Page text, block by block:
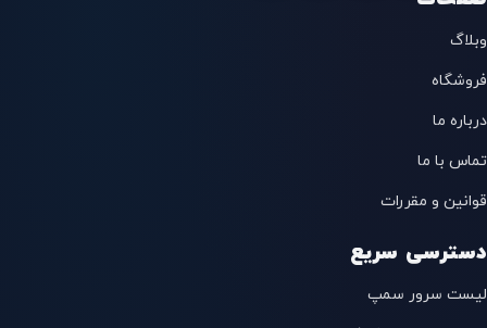
وبلاگ
فروشگاه
درباره ما
تماس با ما
قوانین و مقررات
دسترسی سریع
لیست سرور سمپ